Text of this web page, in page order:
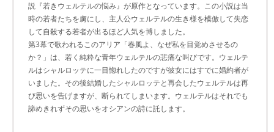
説『若きウェルテルの悩み』が原作となっています。この小説は当
時の若者たちを虜にし、主人公ウェルテルの生き様を模倣して失恋
して自殺する若者が出るほど人気を博しました。
第3幕で歌われるこのアリア「春風よ、なぜ私を目覚めさせるの
か？」は、若く純粋な青年ウェルテルの悲痛な叫びです。ウェルテ
ルはシャルロッテに一目惚れしたのですが彼女にはすでに婚約者が
いました。その後結婚したシャルロッテと再会したウェルテルは再
び思いを告げますが、断られてしまいます。ウェルテルはそれでも
諦めきれずその思いをオシアンの詩に託します。